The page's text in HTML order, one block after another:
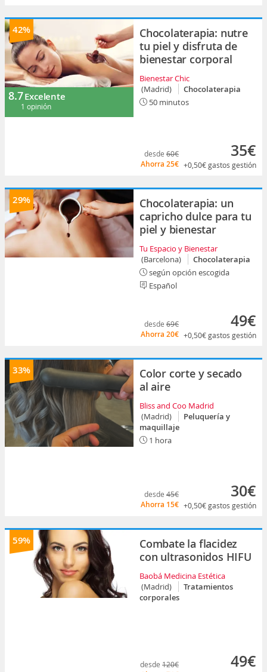
42%
8.7Excelente
1 opinión
Chocolaterapia: nutre
tu piel y disfruta de
bienestar corporal
Bienestar Chic
(Madrid)
Chocolaterapia
50 minutos
desde 60€
Ahorra 25€
35€
+0,50€gastos gestión
29%
Chocolaterapia: un
capricho dulce para tu
piel y bienestar
Tu Espacio y Bienestar
(Barcelona)
Chocolaterapia
según opción escogida
Español
desde 69€
Ahorra 20€
49€
+0,50€gastos gestión
33%
Color corte y secado
al aire
Bliss and Coo Madrid
(Madrid)
Peluquería y
maquillaje
1 hora
desde 45€
Ahorra 15€
30€
+0,50€gastos gestión
59%
Combate la flacidez
con ultrasonidos HIFU
Baobá Medicina Estética
(Madrid)
Tratamientos
corporales
desde 120€ 49€